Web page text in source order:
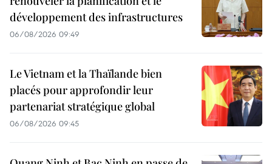
développement des infrastructures
06/08/2026 09:49
Le Vietnam et la Thaïlande bien
placés pour approfondir leur
partenariat stratégique global
06/08/2026 09:45